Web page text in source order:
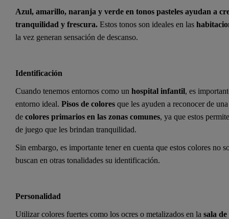
Azul, amarillo, naranja y verde en tonos pasteles ayudan a
tranquilidad y frescura. Estos tonos son ideales en las
la vez generan sensación de descanso.
Identificación
Cuando tenemos entornos como unhospital infantil, es
entorno ideal.Pisos de colores que les ayuden a reconocer de
decolores primarios en las zonas comunes, ya que estos
de juego que les brindan tranquilidad.
Sin embargo, es importante tener en cuenta que estos colores no
buscan en otras tonalidades su identificación.
Personalidad
Utilizar colores fuertes como los ocres o metalizados en lasala